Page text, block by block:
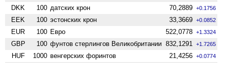
DKK 100 датских крон 70,2889 +0.1756
EEK 100 эстонских крон 33,3669 +0.0852
EUR 100 Евро 522,0778 +1.3324
GBP 100 фунтов стерлингов Велико­британии 832,1291 +1.7265
HUF 1000 венгерских форинтов 21,4256 +0.0774